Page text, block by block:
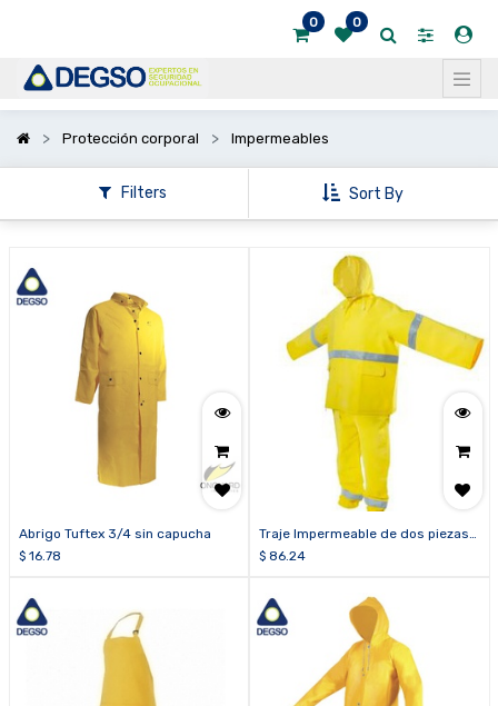
0 0
Protección corporal Impermeables
Filters Sort By
opciones
Abrigo Tuftex 3/4 sin capucha
$ 16.78
Traje Impermeable de dos piezas
calibre 14 con Cinta Reflectiva en
$ 86.24